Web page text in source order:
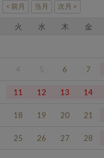
火 水 木 金
4 5 6 7
11 12 13 14
18 19 20 21
25 26 27 28